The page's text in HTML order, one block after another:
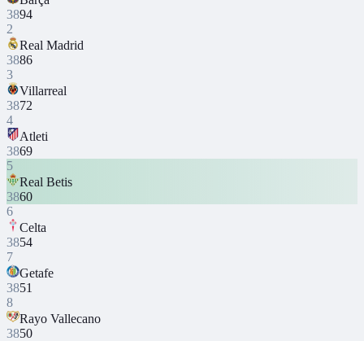
3894
2
Real Madrid
3886
3
Villarreal
3872
4
Atleti
3869
5
Real Betis
3860
6
Celta
3854
7
Getafe
3851
8
Rayo Vallecano
3850